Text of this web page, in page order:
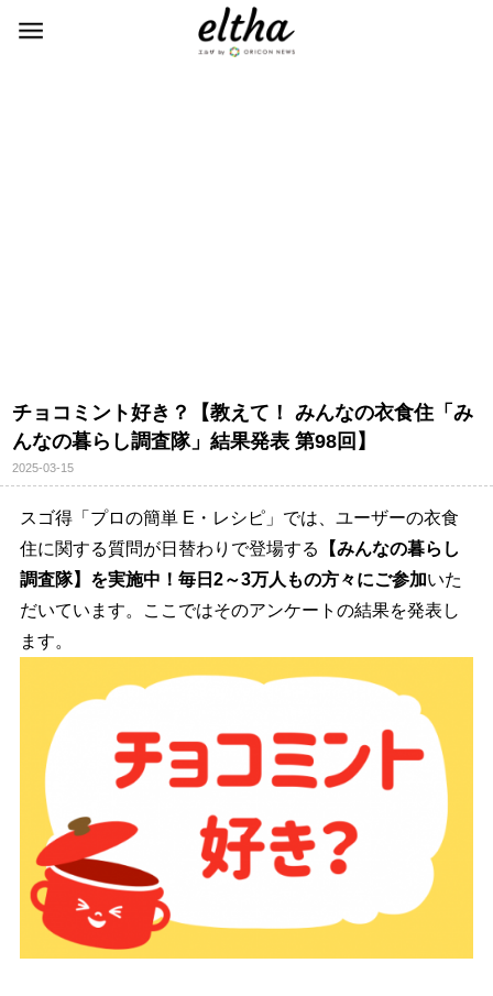
チョコミント好き？【教えて！ みんなの衣食住「み
んなの暮らし調査隊」結果発表 第98回】
2025-03-15
スゴ得「プロの簡単 E・レシピ」では、ユーザーの衣食
住に関する質問が日替わりで登場する
【みんなの暮らし
調査隊】を実施中！ 毎日2～3万人もの方々にご参加いた
だいています。ここではそのアンケートの結果を発表し
ます。